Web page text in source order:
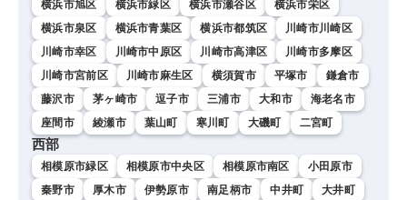
横浜市旭区 横浜市緑区 横浜市瀬谷区
横浜市栄区
横浜市泉区
横浜市青葉区 横浜市都筑区
川崎市川崎区
川崎市幸区
川崎市中原区 川崎市高津区
川崎市多摩区
川崎市宮前区
川崎市麻生区 横須賀市 平塚市
鎌倉市
藤沢市
茅ヶ崎市 逗子市 三浦市 大和市
海老名市
座間市
綾瀬市 葉山町 寒川町 大磯町 二宮町
西部
相模原市緑区 相模原市中央区 相模原市南区
小田原市
秦野市
厚木市 伊勢原市 南足柄市 中井町
大井町